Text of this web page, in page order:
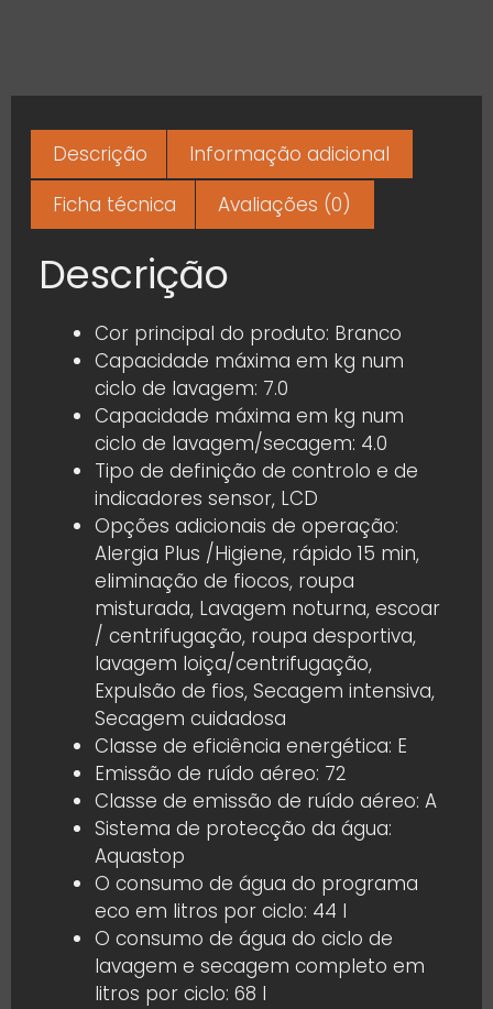
Descrição
Informação adicional
Ficha técnica
Avaliações (0)
Descrição
Cor principal do produto: Branco
Capacidade máxima em kg num
ciclo de lavagem: 7.0
Capacidade máxima em kg num
ciclo de lavagem/secagem: 4.0
Tipo de definição de controlo e de
indicadores sensor, LCD
Opções adicionais de operação:
Alergia Plus /Higiene, rápido 15 min,
eliminação de fiocos, roupa
misturada, Lavagem noturna, escoar
/ centrifugação, roupa desportiva,
lavagem loiça/centrifugação,
Expulsão de fios, Secagem intensiva,
Secagem cuidadosa
Classe de eficiência energética: E
Emissão de ruído aéreo: 72
Classe de emissão de ruído aéreo: A
Sistema de protecção da água:
Aquastop
O consumo de água do programa
eco em litros por ciclo: 44 l
O consumo de água do ciclo de
lavagem e secagem completo em
litros por ciclo: 68 l